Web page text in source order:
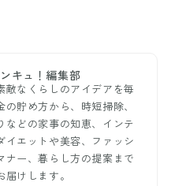
キュ！編集部
敵なくらしのアイデアを毎
の貯め方から、時短掃除、
などの家事の知恵、インテ
イエットや美容、ファッシ
ナー、暮らし方の提案まで
けします。